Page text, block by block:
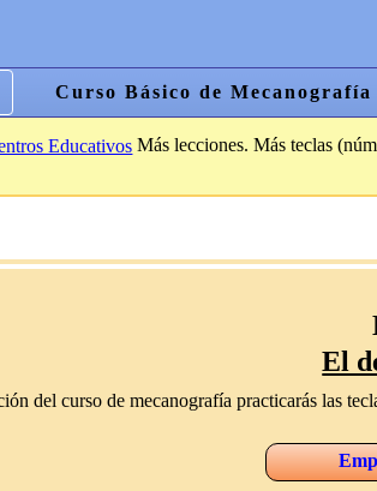
Curso Básico de Mecanografía
Educativos Más lecciones. Más teclas
El
del curso de mecanografía practicarás las